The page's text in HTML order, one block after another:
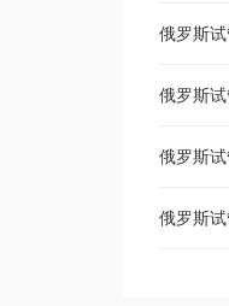
俄罗斯
俄罗斯
俄罗斯
俄罗斯